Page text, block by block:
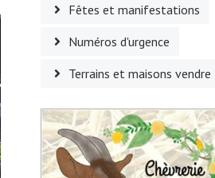
Fêtes et manifestations
Numéros d'urgence
Terrains et maisons vendre